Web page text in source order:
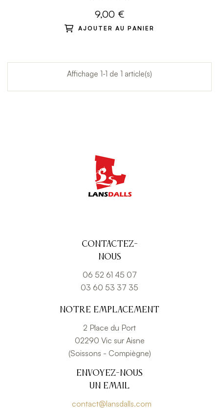
9,00 €
AJOUTER AU PANIER
Affichage 1-1 de 1 article(s)
Contactez-
nous
06 52 61 45 07
03 60 53 37 35
Notre emplacement
2 Place du Port
02290 Vic sur Aisne
(Soissons - Compiègne)
Envoyez-nous
un email
contact@lansdalls.com